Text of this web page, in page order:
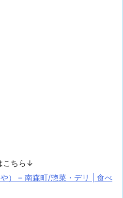
こちら↓
） – 南森町/惣菜・デリ | 食べ